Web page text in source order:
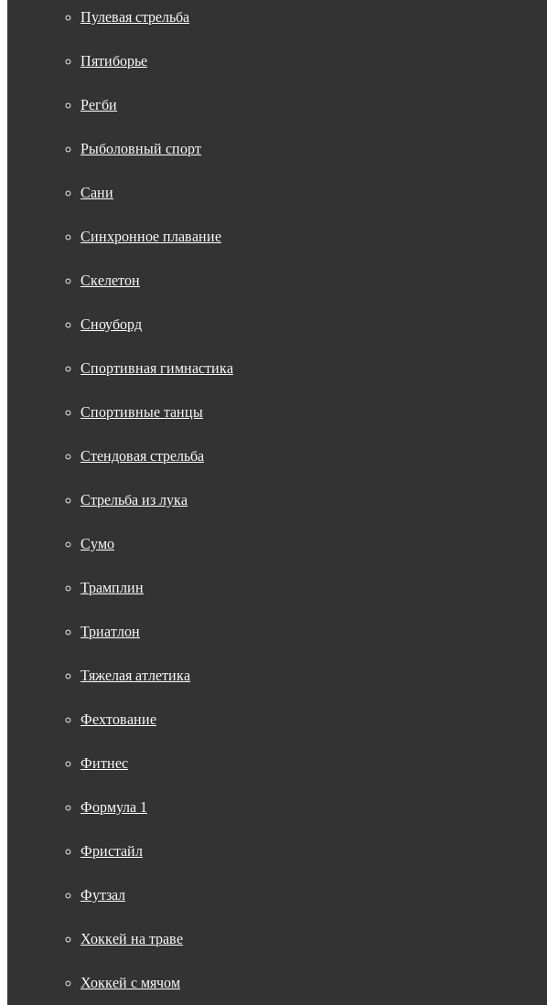
Пулевая стрельба
Пятиборье
Регби
Рыболовный спорт
Сани
Синхронное плавание
Скелетон
Сноуборд
Спортивная гимнастика
Спортивные танцы
Стендовая стрельба
Стрельба из лука
Сумо
Трамплин
Триатлон
Тяжелая атлетика
Фехтование
Фитнес
Формула 1
Фристайл
Футзал
Хоккей на траве
Хоккей с мячом